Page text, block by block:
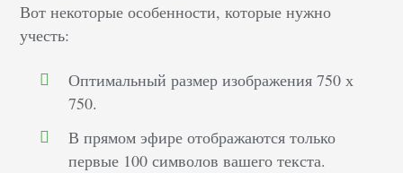
Вот некоторые особенности, которые нужно
учесть:
Оптимальный размер изображения 750 х
750.
В прямом эфире отображаются только
первые 100 символов вашего текста.